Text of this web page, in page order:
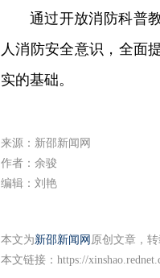
通过开放消防科普
人消防安全意识，全面
实的基础。
来源：新邵新闻网
作者：余骏
编辑：刘艳
本文为新邵新闻网 原创文章，
本文链接： https://